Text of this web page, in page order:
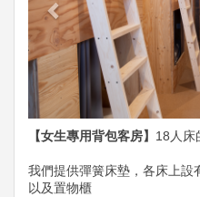
【女生專用背包客房】 18人床
我們提供彈簧床墊，各床上
以及置物櫃